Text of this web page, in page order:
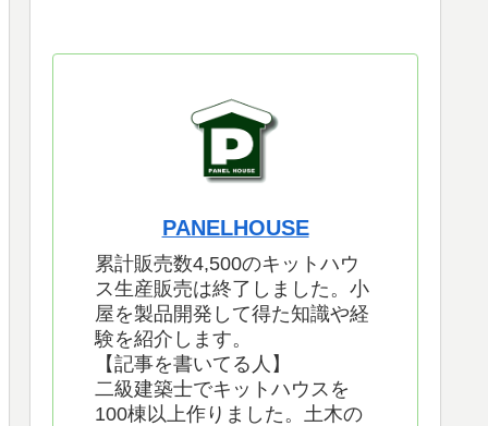
PANELHOUSE
累計販売数4,500のキットハウ
ス生産販売は終了しました。小
屋を製品開発して得た知識や経
験を紹介します。
【記事を書いてる人】
二級建築士でキットハウスを
100棟以上作りました。土木の